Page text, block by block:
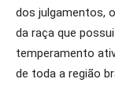
dos julgamentos,
da raça que
temperamento
de toda a região